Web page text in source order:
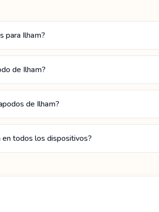
para Ilham?
de Ilham?
de Ilham?
en todos los dispositivos?